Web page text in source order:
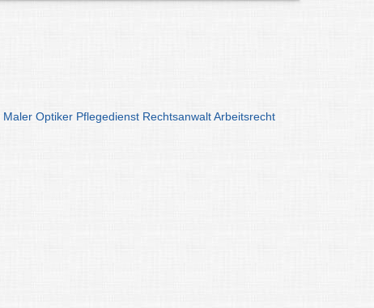
Maler Optiker Pflegedienst RechtsanwaltArbeitsrecht